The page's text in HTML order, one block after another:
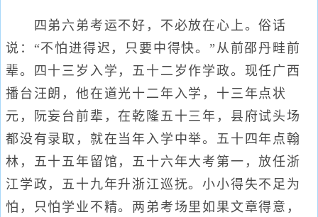
四弟六弟考运不好，不必放在心上。俗话
说：“不怕进得迟，只要中得快。”从前邵丹畦前
辈。四十三岁入学，五十二岁作学政。现任广西
播台汪朗，他在道光十二年入学，十三年点状
元，阮妄台前辈，在乾隆五十三年，县府试头场
都没有录取，就在当年入学中举。五十四年点翰
林，五十五年留馆，五十六年大考第一，放任浙
江学政，五十九年升浙江巡抚。小小得失不足为
怕，只怕学业不精。两弟考场里如果文章得意，